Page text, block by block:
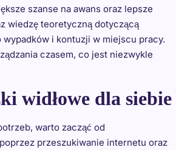
szanse na awans oraz lepsze
wiedzę teoretyczną dotyczącą
wypadków i kontuzji w miejscu pracy.
czasem, co jest niezwykle
widłowe dla siebie
warto zacząć od
przeszukiwanie internetu oraz